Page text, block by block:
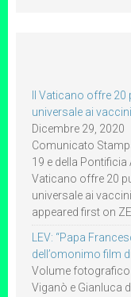
Il Vaticano offre
universale ai
Dicembre 29, 2020
Comunicato
19 e della Pontificia
Vaticano offre 20
universale ai
appeared first on
LEV: “Papa
dell’omonimo film
Volume
Viganò e Gianluca